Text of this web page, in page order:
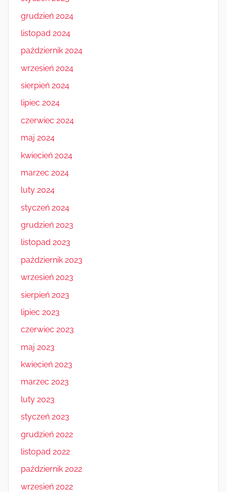
grudzień 2024
listopad 2024
październik 2024
wrzesień 2024
sierpień 2024
lipiec 2024
czerwiec 2024
maj 2024
kwiecień 2024
marzec 2024
luty 2024
styczeń 2024
grudzień 2023
listopad 2023
październik 2023
wrzesień 2023
sierpień 2023
lipiec 2023
czerwiec 2023
maj 2023
kwiecień 2023
marzec 2023
luty 2023
styczeń 2023
grudzień 2022
listopad 2022
październik 2022
wrzesień 2022